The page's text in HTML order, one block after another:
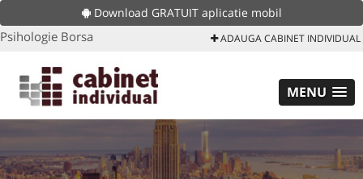
Download GRATUIT aplicatie mobil
Psihologie Borsa ADAUGA CABINET INDIVIDUAL
MENU